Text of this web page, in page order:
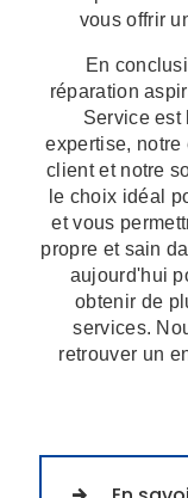
vous offrir
En
réparation
Service est
expertise, notre
client et notre
le choix idéal
et vous
propre et sain
aujourd'hui
obtenir de
services.
retrouver un